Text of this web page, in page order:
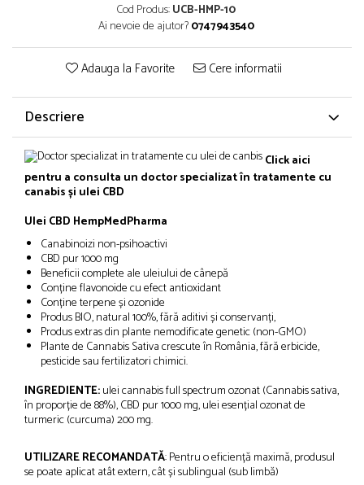
Cod Produs:UCB-HMP-10
Ai nevoie de ajutor?0747943540
Adauga la Favorite Cere informatii
Descriere
Click aici
pentru a consulta un doctor specializat în tratamente cu
canabis și ulei CBD
Ulei CBD HempMedPharma
Canabinoizi non-psihoactivi
CBD pur 1000 mg
Beneficii complete ale uleiului de cânepă
Conține flavonoide cu efect antioxidant
Conține terpene și ozonide
Produs BIO, natural 100%, fără aditivi și conservanți,
Produs extras din plante nemodificate genetic (non-GMO)
Plante de Cannabis Sativa crescute în România, fără erbicide,
pesticide sau fertilizatori chimici.
INGREDIENTE:ulei cannabis full spectrum ozonat (Cannabis sativa,
în proporție de 88%), CBD pur 1000 mg, ulei esențial ozonat de
turmeric (curcuma) 200 mg.
UTILIZARE RECOMANDATĂ: Pentru o eficiență maximă, produsul
se poate aplicat atât extern, cât și sublingual (sub limbă)